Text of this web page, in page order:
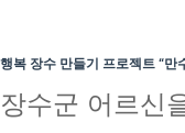
행복 장수 만들기 프로젝트 “만
장수군 어르신